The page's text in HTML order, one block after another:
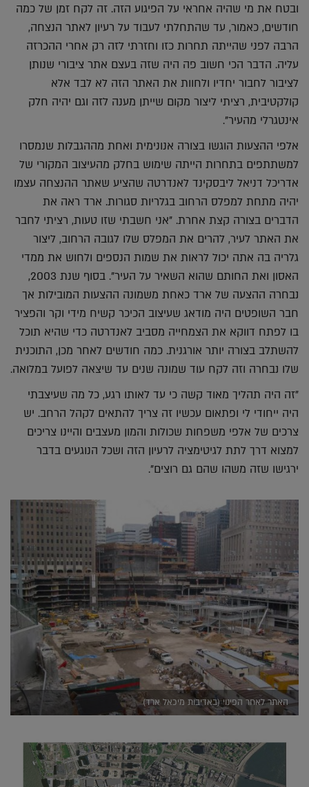
ובטח את מי שהיה אחראי על הפיגוע הזה. זה לקח זמן של כמה
חודשים, כאמור, עד שהתחלתי לעבוד על רעיון לאתר הנצחה,
הרבה לפני שהייתה תחרות כזו וחזרתי לזה רק אחרי ההכרזה
עליה. הדבר הכי חשוב פה היה שזה בעצם אתר ציבורי שנותן
לציבור לחבור יחדיו ולחוות את האתר הזה לא לבד אלא
קולקטיבית, רציתי ליצור מקום שייתן מענה לזה וגם יהיה חלק
אינטגרלי מהעיר".
אלפי ההצעות הוגשו בצורה אנונימית ואחת מההגבלות שנמסרו
למשתתפים בתחרות הייתה שימוש בחלק מהעיצוב המקורי של
אדריכל דניאל ליבסקינד לאנדרטה שהציע שאתר ההנצחה עצמו
יהיה מתחת למפלס הרחוב בגלריות סגורות. ארד ראה את
הדברים בצורה קצת אחרת. "אני חשבתי שזו טעות, רציתי לחבר
את האתר לעיר, להרים את המפלס שלו לגובה הרחוב, ליצור
גלריה בה אתה יכול לראות את שמות הנספים ולחוש את ממדי
האסון ואת החותם שהוא השאיר על העיר". בסוף שנת 2003,
נבחרה ההצעה של ארד כאחת משמונה ההצעות המובילות אך
חבר השופטים היה מודאג שעיצוב הכיכר קשיח מידי וקר והפציר
בו לפתח דווקא את הצמחייה מסביב לאנדרטה כדי שהיא תוכל
להשתלב בצורה יותר אורגנית. כמה חודשים לאחר מכן, התוכנית
שלו נבחרה וזה לקח עוד שמונה שנים עד שיצאה לפועל במלואה.
"זה היה תהליך מאוד קשה כי עד לאותו רגע, כל מה שעיצבתי
היה ייחודי לי ופתאום עכשיו זה צריך להתאים לקהל הרחב. יש
צרכים של אלפי משפחות שכולות והמון מעצבים והיינו צריכים
למצוא דרך לתת לגיטימציה לרעיון הזה ושכל הנוגעים בדבר
ירגישו שזה משהו שהם גם רוצים".
האתר לאחר הפינוי (באדיבות מיכאל ארד)